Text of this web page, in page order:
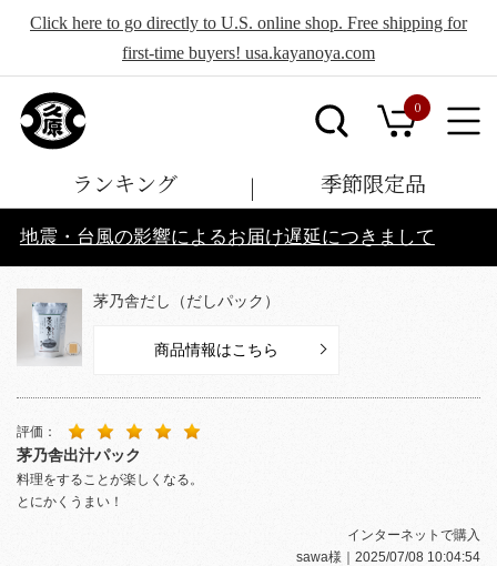
Click here to go directly to U.S. online shop. Free shipping for
first-time buyers! usa.kayanoya.com
0
ランキング 季節限定品
地震・台風の影響によるお届け遅延につきまして
茅乃舎だし（だしパック）
商品情報はこちら
評価：
茅乃舎出汁パック
料理をすることが楽しくなる。
とにかくうまい！
インターネットで購入
sawa様 ｜2025/07/08 10:04:54